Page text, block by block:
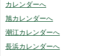
カレンダーへ
旭カレンダーへ
潮江カレンダーへ
長浜カレンダーへ